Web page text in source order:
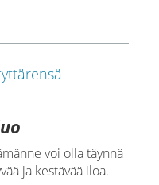
voi olla täynnä
ja kestävää iloa.